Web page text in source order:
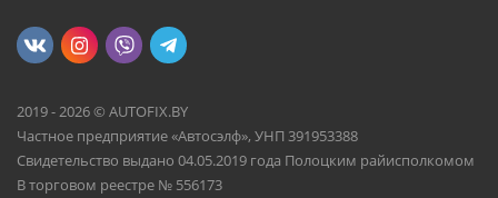
2019 - 2026 © AUTOFIX.BY
Частное предприятие «Автосэлф», УНП 391953388
Свидетельство выдано 04.05.2019 года Полоцким райисполкомом
В торговом реестре № 556173